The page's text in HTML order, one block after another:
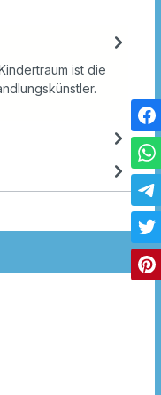
ist die